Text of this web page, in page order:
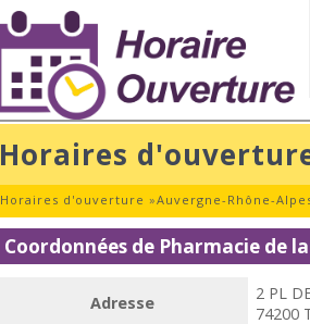
Horaires
Horaires d'ouverture »Auvergne-Rhône-
Coordonnées de Pharmacie de
Adresse
2 PL
74200